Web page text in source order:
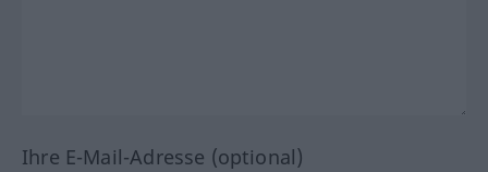
Ihre E-Mail-Adresse (optional)